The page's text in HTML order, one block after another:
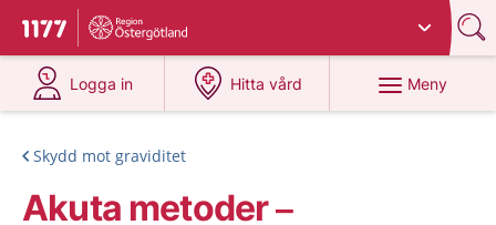
Till startsidan för 1177
Du har valt region
Logga in
på 1177.se
Hitta vård
på 1177.se
Meny
Skydd mot graviditet
Akuta metoder –